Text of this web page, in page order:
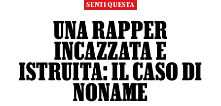
SENTI QUESTA
UNA RAPPER
INCAZZATA E
ISTRUITA: IL CASO DI
NONAME